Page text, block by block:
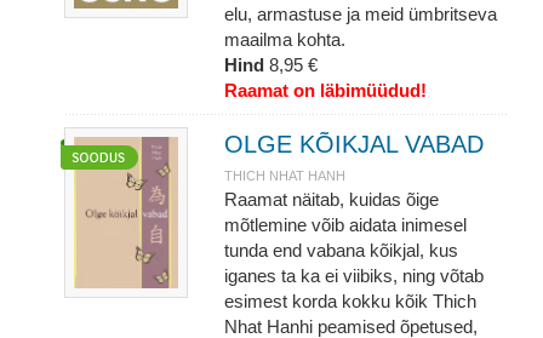
elu, armastuse ja meid ümbritseva
maailma kohta.
Hind 8,95 €
Raamat on läbimüüdud!
OLGE KÕIKJAL VABAD
THICH NHAT HANH
Raamat näitab, kuidas õige
mõtlemine võib aidata inimesel
tunda end vabana kõikjal, kus
iganes ta ka ei viibiks, ning võtab
esimest korda kokku kõik Thich
Nhat Hanhi peamised õpetused,